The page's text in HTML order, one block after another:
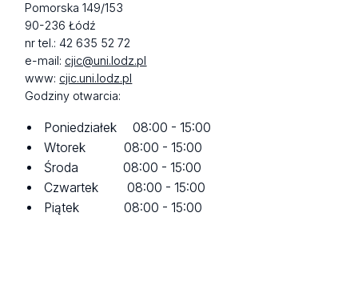
Pomorska 149/153
90-236 Łódź
nr tel.: 42 635 52 72
e-mail: cjic@uni.lodz.pl
www: cjic.uni.lodz.pl
Godziny otwarcia:
Poniedziałek 08:00 - 15:00
Wtorek 08:00 - 15:00
Środa 08:00 - 15:00
Czwartek 08:00 - 15:00
Piątek 08:00 - 15:00